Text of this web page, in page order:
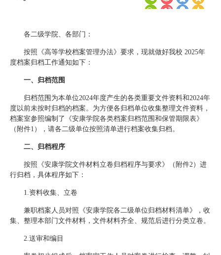
各二级学院、各部门：
按照《高等学校档案管理办法》要求，现就做好我校 2025年
度档案归档工作通知如下：
一、归档范围
归档范围为本单位2024年度产生的各类重要文件资料和2024年
度以前未按时归档的档案。为方便各归档单位收集整理文件资料，
档案室参照编制了《安康学院各类档案归档范围和保管期限表》
（附件1），请各二级单位按照清单进行档案收集归档。
二、归档程序
按照《安康学院文件材料立卷归档程序与要求》（附件2）进
行归档，具体程序如下：
1.资料收集、立卷
兼职档案人员对照《安康学院各二级单位归档材料清单》，收
集、整理本部门文件材料，文件材料齐全、规范后进行分类立卷。
2.送审和编目